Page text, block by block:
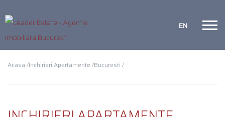
EN
Acasa /Inchirieri Apartamente /Bucuresti /